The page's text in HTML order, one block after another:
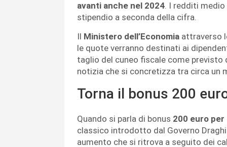
avanti anche nel 2024. I redditi
stipendio a seconda della cifra.
Il Ministero dell’Economia attraverso
le quote verranno destinati ai
taglio del cuneo fiscale come previsto
notizia che si concretizza tra circa un
Torna il bonus 200
Quando si parla di bonus 200 euro per
classico introdotto dal Governo
aumento che si ritrova a seguito dei